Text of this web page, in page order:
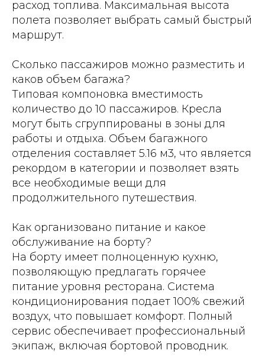
расход топлива. Максимальная высота
полета позволяет выбрать самый быстрый
маршрут.
Сколько пассажиров можно разместить и
каков объем багажа?
Типовая компоновка вместимость
количество до 10 пассажиров. Кресла
могут быть сгруппированы в зоны для
работы и отдыха. Объем багажного
отделения составляет 5.16 м3, что является
рекордом в категории и позволяет взять
все необходимые вещи для
продолжительного путешествия.
Как организовано питание и какое
обслуживание на борту?
На борту имеет полноценную кухню,
позволяющую предлагать горячее
питание уровня ресторана. Система
кондиционирования подает 100% свежий
воздух, что повышает комфорт. Полный
сервис обеспечивает профессиональный
экипаж, включая бортовой проводник.